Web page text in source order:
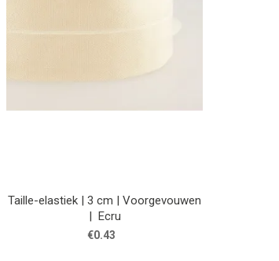
Taille-elastiek | 3 cm | Voorgevouwen
| Ecru
€0.43